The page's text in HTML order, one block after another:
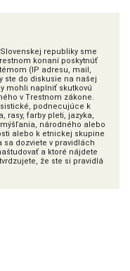
republiky sme
konaní poskytnúť
(IP adresu, mail,
ste do diskusie na našej
mohli naplniť skutkovú
v Trestnom zákone.
podnecujúce k
rasy, farby pleti, jazyka,
národného alebo
alebo k etnickej skupine
dozviete v pravidlách
a ktoré nájdete
že ste si pravidlá